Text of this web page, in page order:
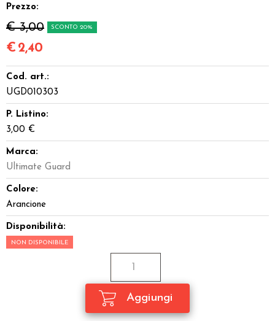
Offerte del Dragone
Prezzo:
€ 3,00 SCONTO 20%
€ 2,40
Cod. art.:
UGD010303
P. Listino:
3,00 €
Marca:
Ultimate Guard
Colore:
Arancione
Disponibilità:
NON DISPONIBILE